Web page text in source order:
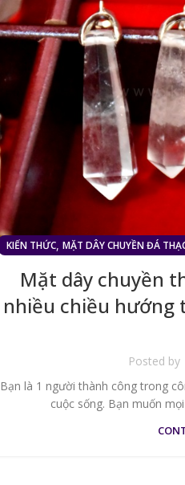
KIẾN THỨC, MẶT DÂY CHUYỀN ĐÁ
Mặt dây chuyền
nhiều chiều hướng
Posted by
Bạn là 1 người thành công trong
cuộc sống. Bạn muốn